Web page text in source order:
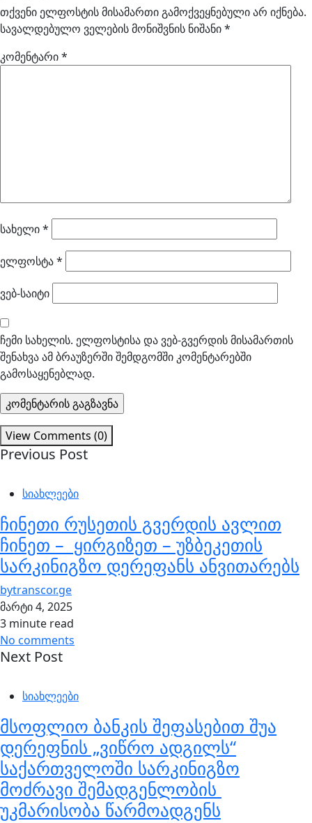
თქვენი ელფოსტის მისამართი გამოქვეყნებული არ იქნება.
სავალდებულო ველების მონიშვნის ნიშანი*
კომენტარი*
სახელი*
ელფოსტა*
ვებ-საიტი
ჩემი სახელის. ელფოსტისა და ვებ-გვერდის მისამართის
შენახვა ამ ბრაუზერში შემდგომში კომენტარებში
გამოსაყენებლად.
View Comments (0)
Previous Post
სიახლეები
ჩინეთი რუსეთის გვერდის ავლით
ჩინეთ – ყირგიზეთ – უზბეკეთის
სარკინიგზო დერეფანს ანვითარებს
bytranscor.ge
მარტი 4, 2025
3 minute read
No comments
Next Post
სიახლეები
მსოფლიო ბანკის შეფასებით შუა
დერეფნის „ვიწრო ადგილს“
საქართველოში სარკინიგზო
მოძრავი შემადგენლობის
უკმარისობა წარმოადგენს